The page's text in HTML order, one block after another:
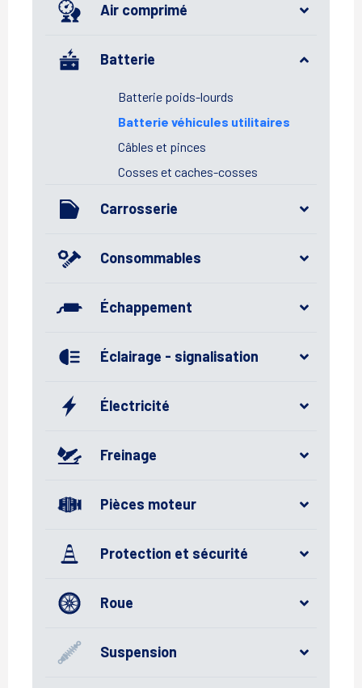
Air comprimé
Batterie
Batterie poids-lourds
Batterie véhicules utilitaires
Câbles et pinces
Cosses et caches-cosses
Carrosserie
Consommables
Échappement
Éclairage - signalisation
Électricité
Freinage
Pièces moteur
Protection et sécurité
Roue
Suspension